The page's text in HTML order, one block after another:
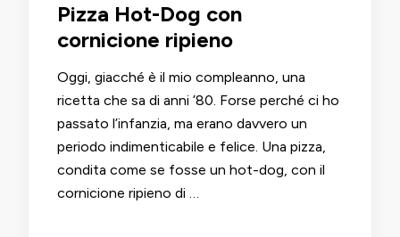
Pizza Hot-Dog con
cornicione ripieno
Oggi, giacché è il mio compleanno, una
ricetta che sa di anni ’80. Forse perché ci ho
passato l’infanzia, ma erano davvero un
periodo indimenticabile e felice. Una pizza,
condita come se fosse un hot-dog, con il
cornicione ripieno di …